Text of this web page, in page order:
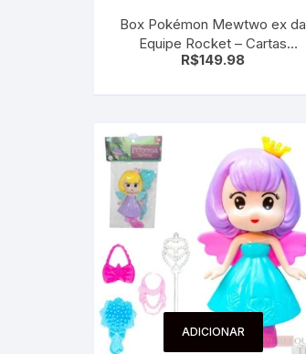
Box Pokémon Mewtwo ex da
Equipe Rocket – Cartas
pokemon
R$149.98
ADICIONAR